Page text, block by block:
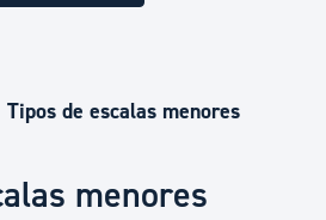
Tipos de escalas menores
menores